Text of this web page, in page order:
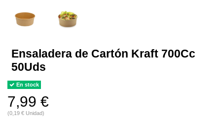
Ensaladera de Cartón Kraft 700Cc
50Uds
En stock
7,99 €
(0,19 € Unidad)